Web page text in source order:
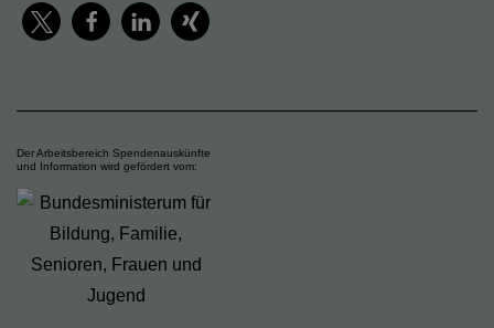
Der Arbeitsbereich Spendenauskünfte
und Information wird gefördert vom: